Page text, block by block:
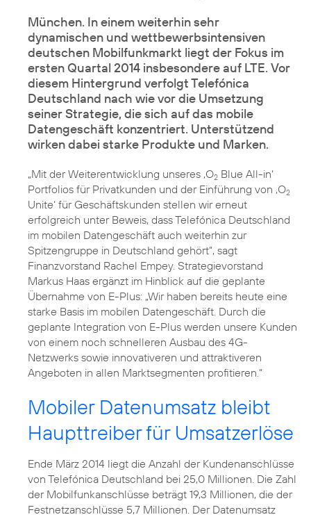
München. In einem weiterhin sehr
dynamischen und wettbewerbsintensiven
deutschen Mobilfunkmarkt liegt der Fokus im
ersten Quartal 2014 insbesondere auf LTE. Vor
diesem Hintergrund verfolgt Telefónica
Deutschland nach wie vor die Umsetzung
seiner Strategie, die sich auf das mobile
Datengeschäft konzentriert. Unterstützend
„Mit der Weiterentwicklung unseres ‚O2 Blue All-in‘
Portfolios für Privatkunden und der Einführung von ‚O2
Unite‘ für Geschäftskunden stellen wir erneut
erfolgreich unter Beweis, dass Telefónica Deutschland
im mobilen Datengeschäft auch weiterhin zur
Spitzengruppe in Deutschland gehört”, sagt
Finanzvorstand Rachel Empey. Strategievorstand
Markus Haas ergänzt im Hinblick auf die geplante
Übernahme von E-Plus: „Wir haben bereits heute eine
starke Basis im mobilen Datengeschäft. Durch die
geplante Integration von E-Plus werden unsere Kunden
von einem noch schnelleren Ausbau des 4G-
Netzwerks sowie innovativeren und attraktiveren
Angeboten in allen Marktsegmenten profitieren.“
Mobiler Datenumsatz bleibt
Haupttreiber für Umsatzerlöse
Ende März 2014 liegt die Anzahl der Kundenanschlüsse
von Telefónica Deutschland bei 25,0 Millionen. Die Zahl
der Mobilfunkanschlüsse beträgt 19,3 Millionen, die der
Festnetzanschlüsse 5,7 Millionen. Der Datenumsatz